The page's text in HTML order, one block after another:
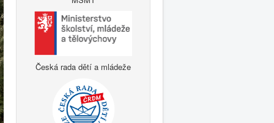
Česká rada dětí a mládeže